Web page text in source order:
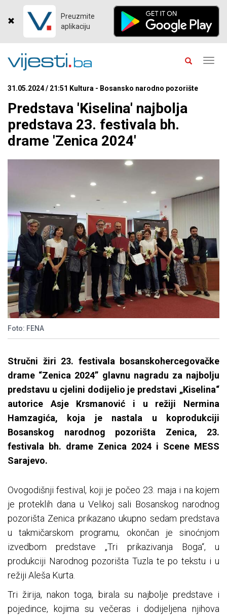
Preuzmite
aplikaciju
31.05.2024 / 21:51 Kultura - Bosansko narodno pozorište
Predstava 'Kiselina' najbolja
predstava 23. festivala bh.
drame 'Zenica 2024'
Foto: FENA
Stručni žiri 23. festivala bosanskohercegovačke
drame “Zenica 2024” glavnu nagradu za najbolju
predstavu u cjelini dodijelio je predstavi „Kiselina“
autorice Asje Krsmanović i u režiji Nermina
Hamzagića, koja je nastala u koprodukciji
Bosanskog narodnog pozorišta Zenica, 23.
festivala bh. drame Zenica 2024 i Scene MESS
Sarajevo.
Ovogodišnji festival, koji je počeo 23. maja i na kojem
je proteklih dana u Velikoj sali Bosanskog narodnog
pozorišta Zenica prikazano ukupno sedam predstava
u takmičarskom programu, okončan je sinoćnjom
izvedbom predstave „Tri prikazivanja Boga“, u
produkciji Narodnog pozorišta Tuzla te po tekstu i u
režiji Aleša Kurta.
Tri žirija, nakon toga, birala su najbolje predstave i
pojedince, kojima su večeras i dodijeljena njihova